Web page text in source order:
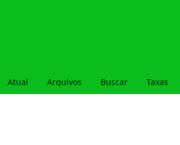
Atual Arquivos Buscar Taxas